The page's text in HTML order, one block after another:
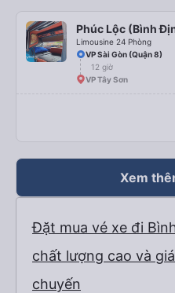
Phúc Lộc (Bình
Limousine 24 Phòng
VP Sài Gòn (Quận 8)
12 giờ
VP Tây Sơn
Xem
Đặt mua vé xe đi
chất lượng cao và
chuyến